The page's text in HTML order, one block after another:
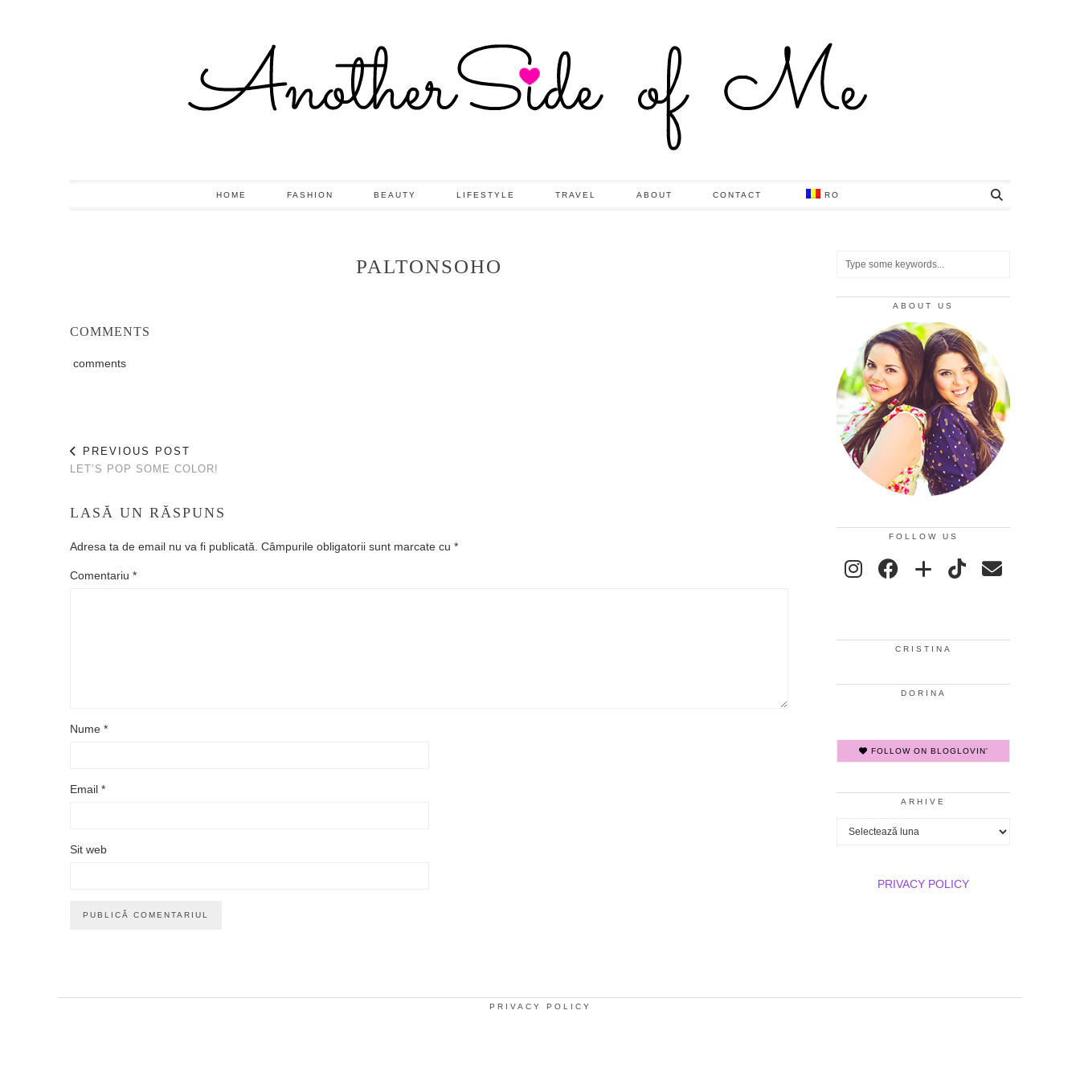
HOME FASHION BEAUTY LIFESTYLE TRAVEL ABOUT CONTACT RO
PALTONSOHO
COMMENTS
comments
PREVIOUS POST
LET’S POP SOME COLOR!
LASĂ UN RĂSPUNS
Adresa ta de email nu va fi publicată. Câmpurile obligatorii sunt marcate cu *
Comentariu *
Nume *
Email *
Sit web
ABOUT US
FOLLOW US
CRISTINA
DORINA
FOLLOW ON BLOGLOVIN'
ARHIVE
Arhive
PRIVACY POLICY
PRIVACY POLICY